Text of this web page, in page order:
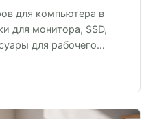
для компьютера в
для монитора, SSD,
для рабочего